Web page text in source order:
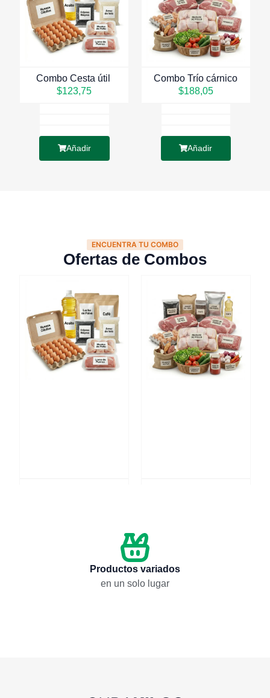
Combo Cesta útil
$123,75
Añadir
Combo Trío cárnico
$188,05
Añadir
ENCUENTRA TU COMBO
Ofertas de Combos
Productos variados
en un solo lugar